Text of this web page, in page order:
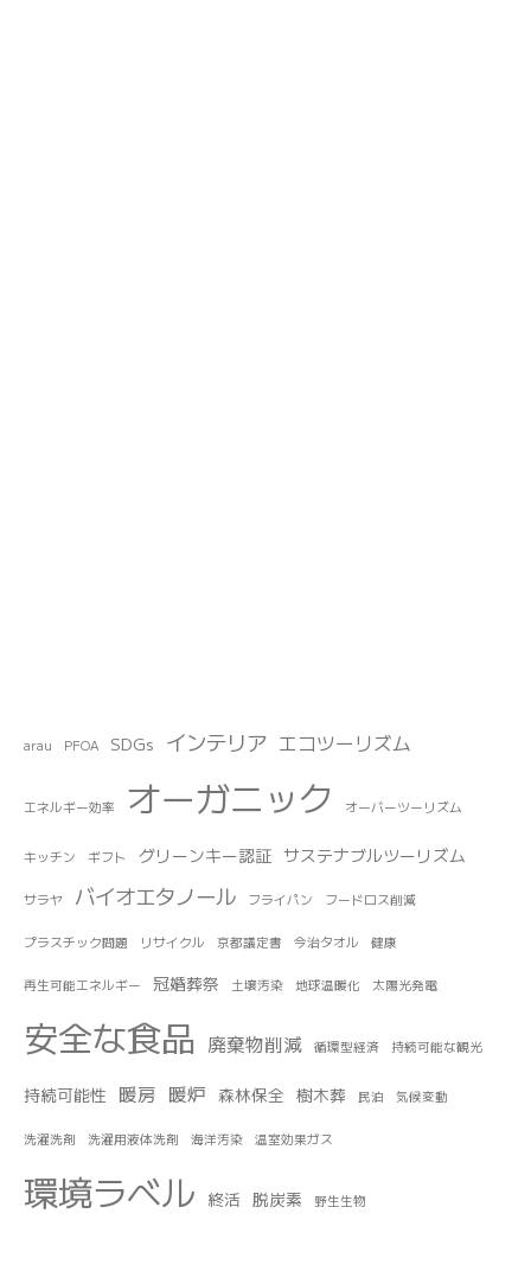
arau PFOA SDGs インテリア エコツーリズム
エネルギー効率 オーガニック オーバーツーリズム
キッチン ギフト グリーンキー認証 サステナブルツーリズム
サラヤ バイオエタノール フライパン フードロス削減
プラスチック問題 リサイクル 京都議定書 今治タオル 健康
再生可能エネルギー 冠婚葬祭 土壌汚染 地球温暖化 太陽光発電
安全な食品 廃棄物削減 循環型経済 持続可能な観光
持続可能性 暖房 暖炉 森林保全 樹木葬 民泊 気候変動
洗濯洗剤 洗濯用液体洗剤 海洋汚染 温室効果ガス
環境ラベル 終活 脱炭素 野生生物